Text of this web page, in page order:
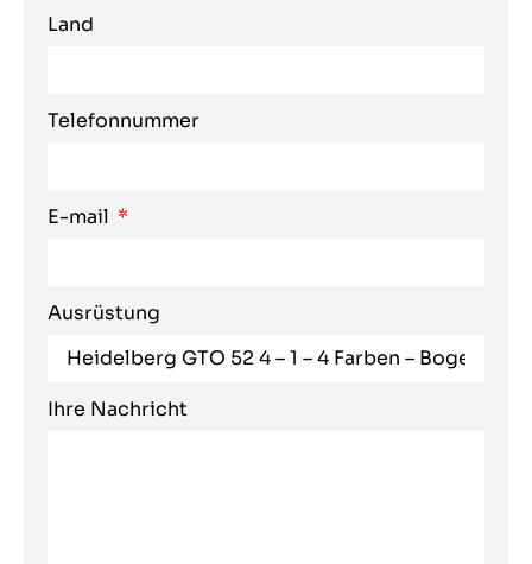
Land
Telefonnummer
E-mail
Ausrüstung
Ihre Nachricht